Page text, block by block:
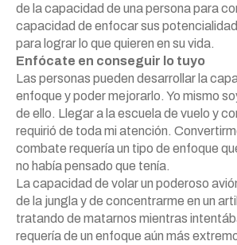
de la capacidad de una persona para
capacidad de enfocar sus
para lograr lo que quieren en su vida.
Enfócate en conseguir lo tuyo
Las personas pueden desarrollar la
enfoque y poder mejorarlo. Yo mismo
de ello. Llegar a la escuela de vuelo y
requirió de toda mi atención.
combate requería un tipo de enfoque
no había pensado que tenía.
La capacidad de volar un poderoso
de la jungla y de concentrarme en un
tratando de matarnos mientras
requería de un enfoque aún más